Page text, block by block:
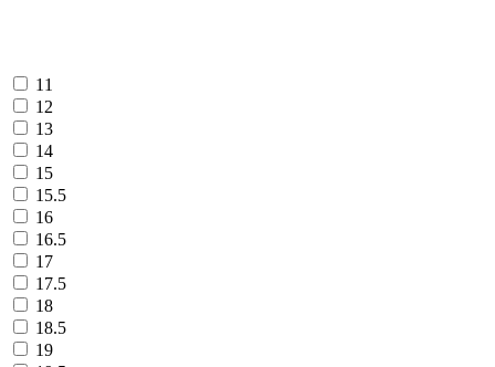
11
12
13
14
15
15.5
16
16.5
17
17.5
18
18.5
19